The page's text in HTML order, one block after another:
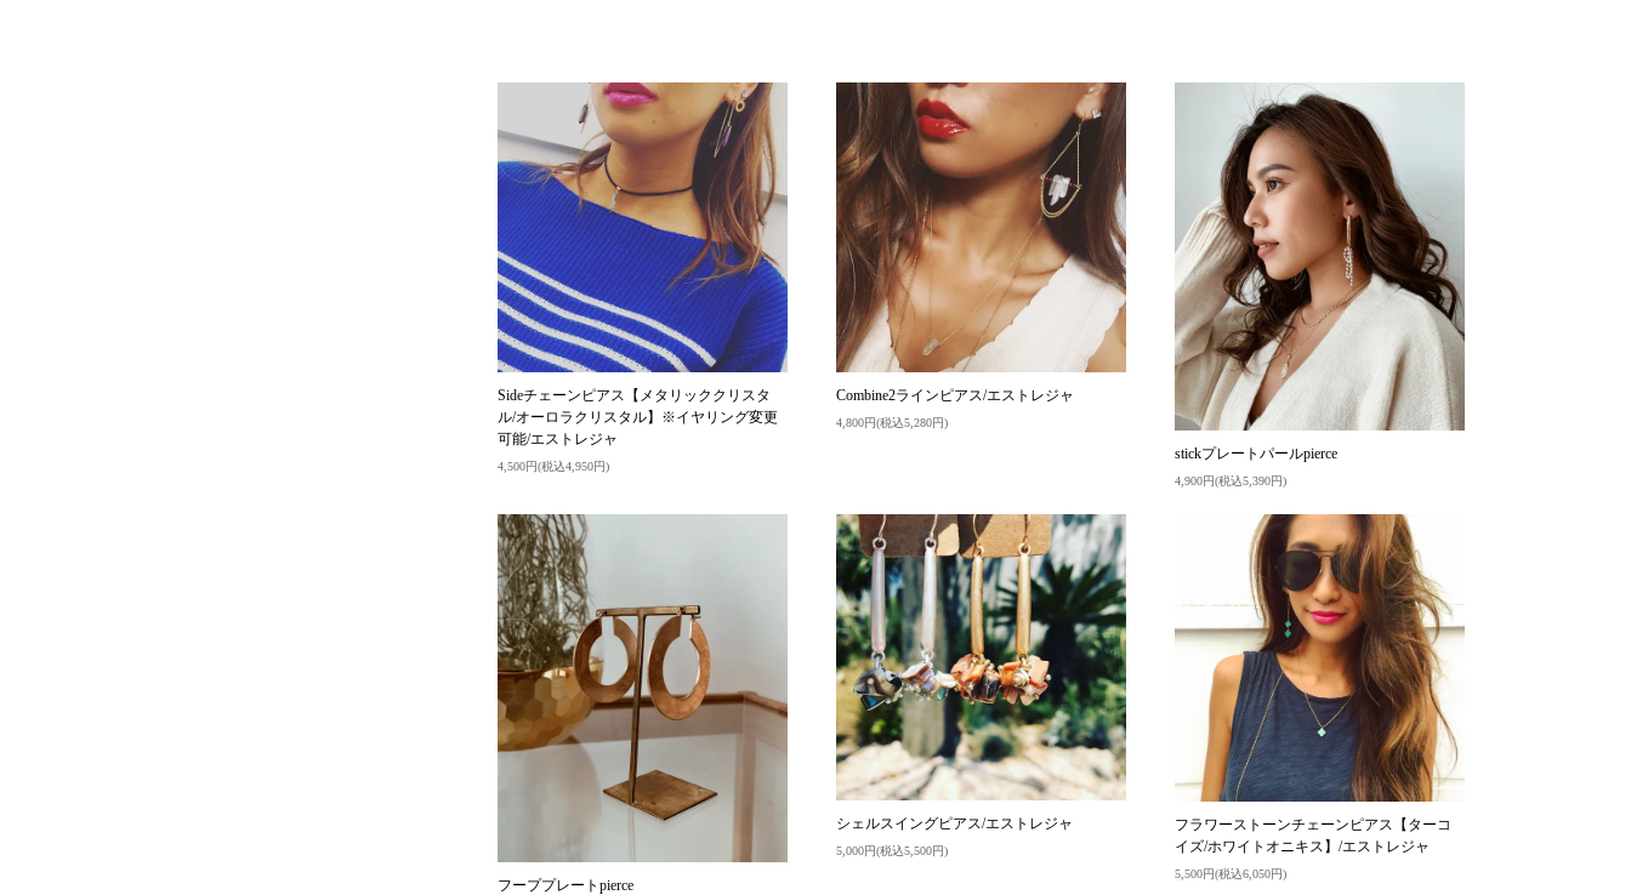
Sideチェーンピアス【メタリッククリスタ
ル/オーロラクリスタル】※イヤリング変更
可能/エストレジャ
4,500円(税込4,950円)
Combine2ラインピアス/エストレジャ
4,800円(税込5,280円)
stickプレートパールpierce
4,900円(税込5,390円)
フーププレートpierce
シェルスイングピアス/エストレジャ
5,000円(税込5,500円)
フラワーストーンチェーンピアス【ターコ
イズ/ホワイトオニキス】/エストレジャ
5,500円(税込6,050円)